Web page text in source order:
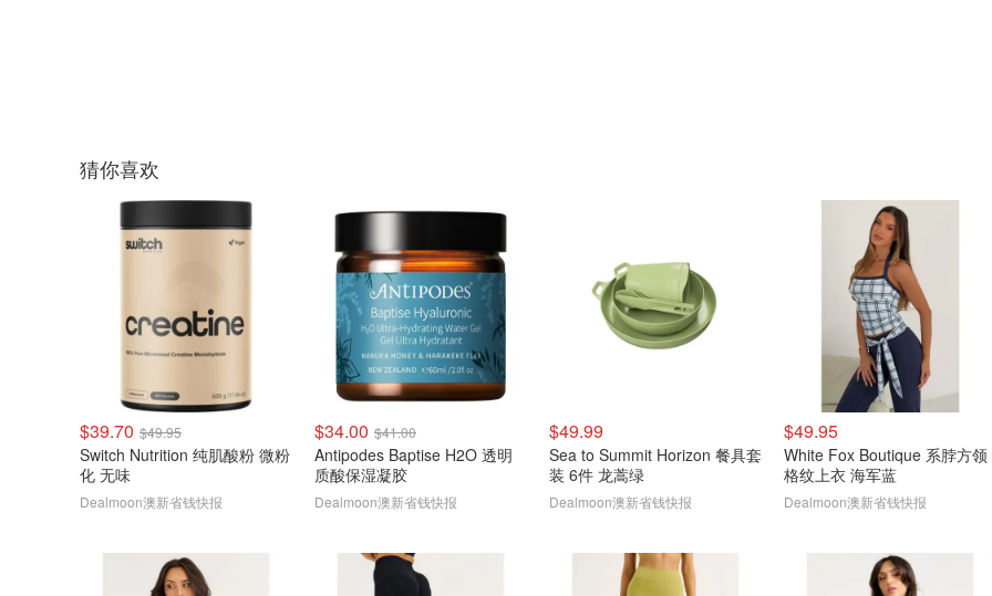
猜你喜欢
$39.70 $49.95
Switch Nutrition 纯肌酸粉 微粉
化 无味
Dealmoon澳新省钱快报
$34.00 $41.00
Antipodes Baptise H2O 透明
质酸保湿凝胶
Dealmoon澳新省钱快报
$49.99
Sea to Summit Horizon 餐具套
装 6件 龙蒿绿
Dealmoon澳新省钱快报
$49.95
White Fox Boutique 系脖方领
格纹上衣 海军蓝
Dealmoon澳新省钱快报